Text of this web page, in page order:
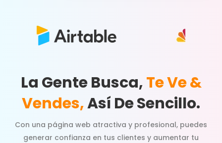
La Gente Busca,Te Ve &
Vendes,Así De Sencillo.
Con una página web atractiva y profesional, puedes
generar confianza en tus clientes y aumentar tu